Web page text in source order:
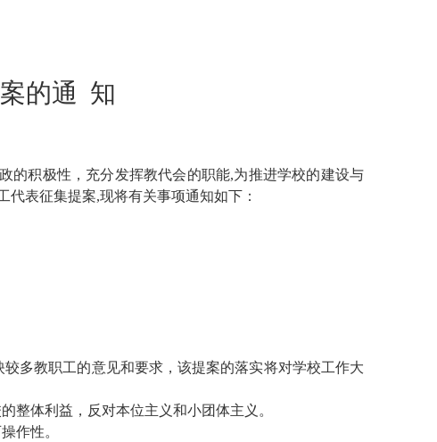
的通 知
的积极性，充分发挥教代会的职能,为推进学校的建设与
表征集提案,现将有关事项通知如下：
多教职工的意见和要求，该提案的落实将对学校工作大
整体利益，反对本位主义和小团体主义。
作性。